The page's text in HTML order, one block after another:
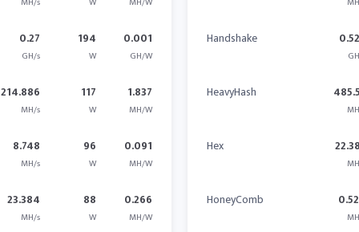
0.27
GH/s
194
W
0.001
GH/W
214.886
MH/s
117
W
1.837
MH/W
8.748
MH/s
96
W
0.091
MH/W
23.384
MH/s
88
W
0.266
MH/W
Handshake
HeavyHash
Hex
HoneyComb